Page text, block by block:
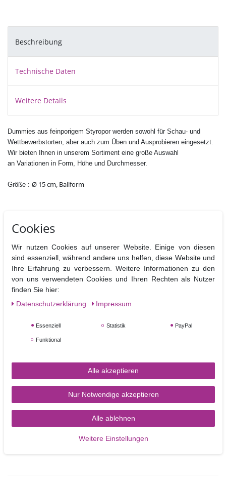
Beschreibung
Technische Daten
Weitere Details
Dummies aus feinporigem Styropor werden sowohl für Schau- und
Wettbewerbstorten, aber auch zum Üben und Ausprobieren eingesetzt.
Wir bieten Ihnen in unserem Sortiment eine große Auswahl
an Variationen in Form, Höhe und Durchmesser.
Größe : Ø 15 cm, Ballform
Ähnliche Artikel
Dummy Styropor Ballform, Durchmesser 10 cm
1,10 €
In den Warenkorb
Cookies
Wir nutzen Cookies auf unserer Website. Einige von diesen
sind essenziell, während andere uns helfen, diese Website und
Ihre Erfahrung zu verbessern. Weitere Informationen zu den
von uns verwendeten Cookies und Ihren Rechten als Nutzer
finden Sie hier:
Daten­schutz­erklärung
Impressum
Essenziell Statistik PayPal
Funktional
Alle akzeptieren
Nur Notwendige akzeptieren
Alle ablehnen
Weitere Einstellungen